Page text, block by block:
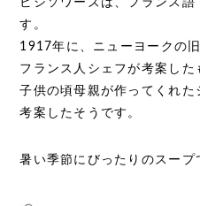
ビシソワーズは、フランス
す。
1917年に、ニューヨークの
フランス人シェフが考案した
子供の頃母親が作ってくれ
考案したそうです。
暑い季節にびったりのスープ